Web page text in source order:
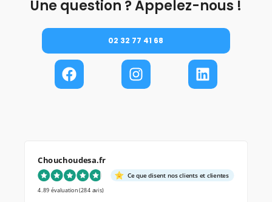
Une question ? Appelez-nous !
02 32 77 41 68
Chouchoudesa.fr
Ce que disent nos clients et clientes
4.89 évaluation(284 avis)